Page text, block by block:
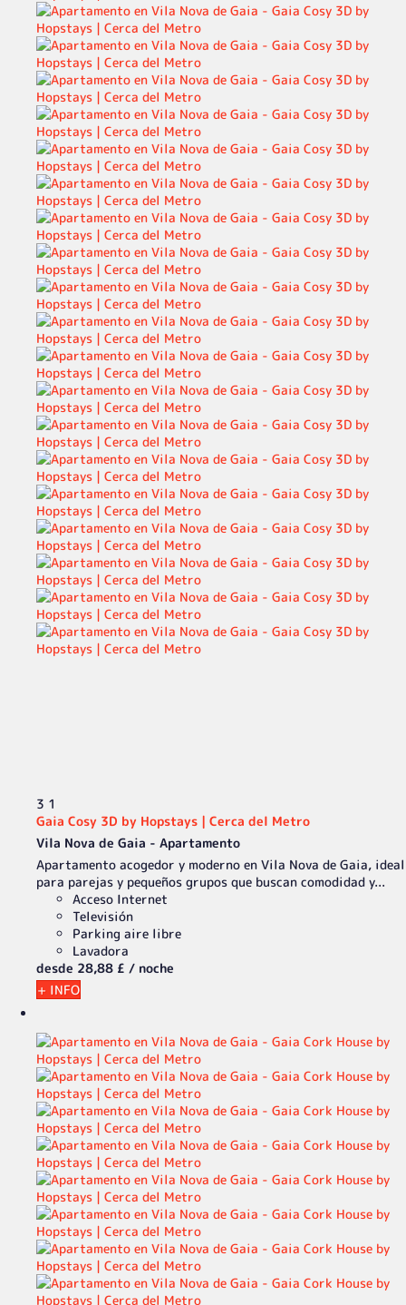
3 1
Gaia Cosy 3D by Hopstays | Cerca del Metro
Vila Nova de Gaia - Apartamento
Apartamento acogedor y moderno en Vila Nova de Gaia, ideal
para parejas y pequeños grupos que buscan comodidad y...
Acceso Internet
Televisión
Parking aire libre
Lavadora
desde 28,88 £ / noche
+ INFO